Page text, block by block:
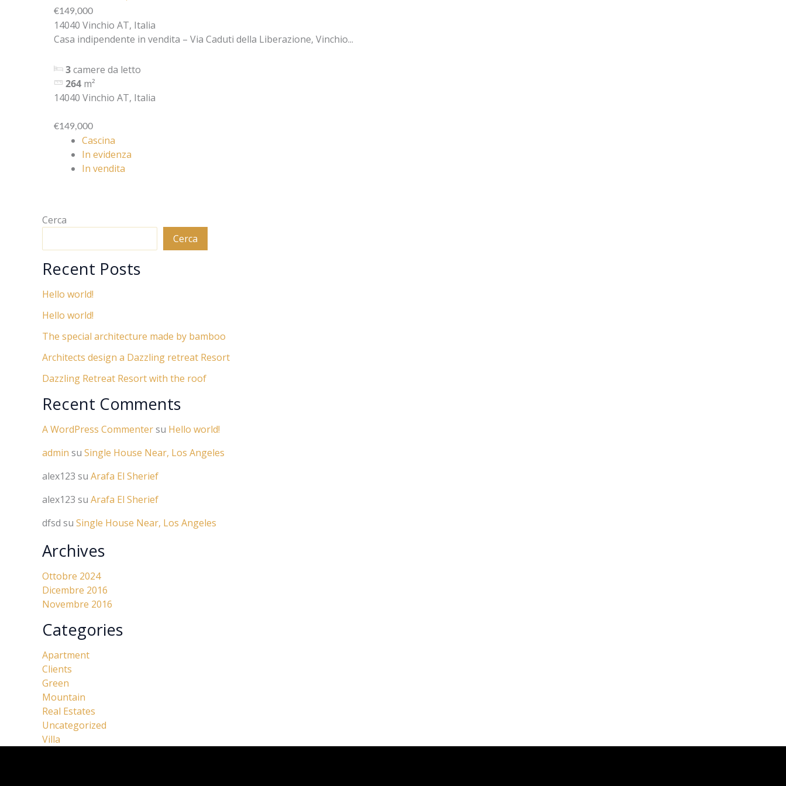
€149,000
14040 Vinchio AT, Italia
Casa indipendente in vendita – Via Caduti della Liberazione, Vinchio...
3camere da letto
264 m²
14040 Vinchio AT, Italia
€149,000
Cascina
In evidenza
In vendita
Cerca
Cerca
Recent Posts
Hello world!
Hello world!
The special architecture made by bamboo
Architects design a Dazzling retreat Resort
Dazzling Retreat Resort with the roof
Recent Comments
A WordPress Commentersu Hello world!
admin su Single House Near, Los Angeles
alex123 su Arafa El Sherief
alex123 su Arafa El Sherief
dfsd su Single House Near, Los Angeles
Archives
Ottobre 2024
Dicembre 2016
Novembre 2016
Categories
Apartment
Clients
Green
Mountain
Real Estates
Uncategorized
Villa